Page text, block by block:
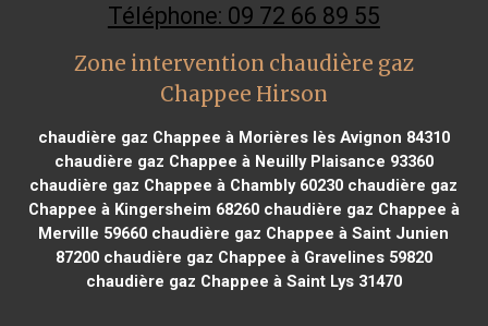
Téléphone: 09 72 66 89 55
Zone intervention chaudière gaz
Chappee Hirson
chaudière gaz Chappee à Morières lès Avignon 84310
chaudière gaz Chappee à Neuilly Plaisance 93360
chaudière gaz Chappee à Chambly 60230 chaudière gaz
Chappee à Kingersheim 68260chaudière gaz Chappee à
Merville 59660 chaudière gaz Chappee à Saint Junien
87200chaudière gaz Chappee à Gravelines 59820
chaudière gaz Chappee à Saint Lys 31470